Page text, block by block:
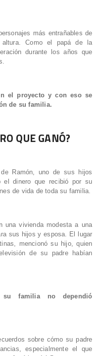
más entrañables de
Como el papá de la
durante los años que
el proyecto y con eso se
de su familia.
QUE GANÓ?
Ramón, uno de sus hijos
el dinero que recibió por su
de vida de toda su familia.
una vivienda modesta a una
sus hijos y esposa. El lugar
mencionó su hijo, quien
de su padre habían
familia no dependió
sobre cómo su padre
especialmente el que